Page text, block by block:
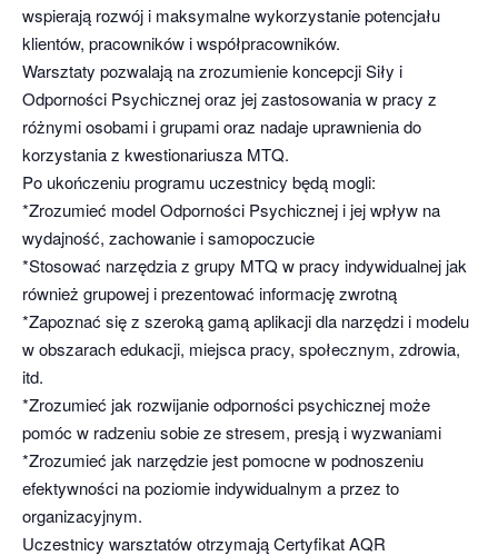
wspierają rozwój i maksymalne wykorzystanie potencjału
klientów, pracowników i współpracowników.
Warsztaty pozwalają na zrozumienie koncepcji Siły i
Odporności Psychicznej oraz jej zastosowania w pracy z
różnymi osobami i grupami oraz nadaje uprawnienia do
korzystania z kwestionariusza MTQ.
Po ukończeniu programu uczestnicy będą mogli:
*Zrozumieć model Odporności Psychicznej i jej wpływ na
wydajność, zachowanie i samopoczucie
*Stosować narzędzia z grupy MTQ w pracy indywidualnej jak
również grupowej i prezentować informację zwrotną
*Zapoznać się z szeroką gamą aplikacji dla narzędzi i modelu
w obszarach edukacji, miejsca pracy, społecznym, zdrowia,
itd.
*Zrozumieć jak rozwijanie odporności psychicznej może
pomóc w radzeniu sobie ze stresem, presją i wyzwaniami
*Zrozumieć jak narzędzie jest pomocne w podnoszeniu
efektywności na poziomie indywidualnym a przez to
organizacyjnym.
Uczestnicy warsztatów otrzymają Certyfikat AQR